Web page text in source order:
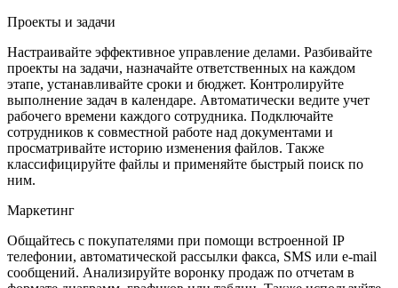
Проекты и задачи
Настраивайте эффективное управление делами. Разбивайте
проекты на задачи, назначайте ответственных на каждом
этапе, устанавливайте сроки и бюджет. Контролируйте
выполнение задач в календаре. Автоматически ведите учет
рабочего времени каждого сотрудника. Подключайте
сотрудников к совместной работе над документами и
просматривайте историю изменения файлов. Также
классифицируйте файлы и применяйте быстрый поиск по
ним.
Маркетинг
Общайтесь с покупателями при помощи встроенной IP
телефонии, автоматической рассылки факса, SMS или e-mail
сообщений. Анализируйте воронку продаж по отчетам в